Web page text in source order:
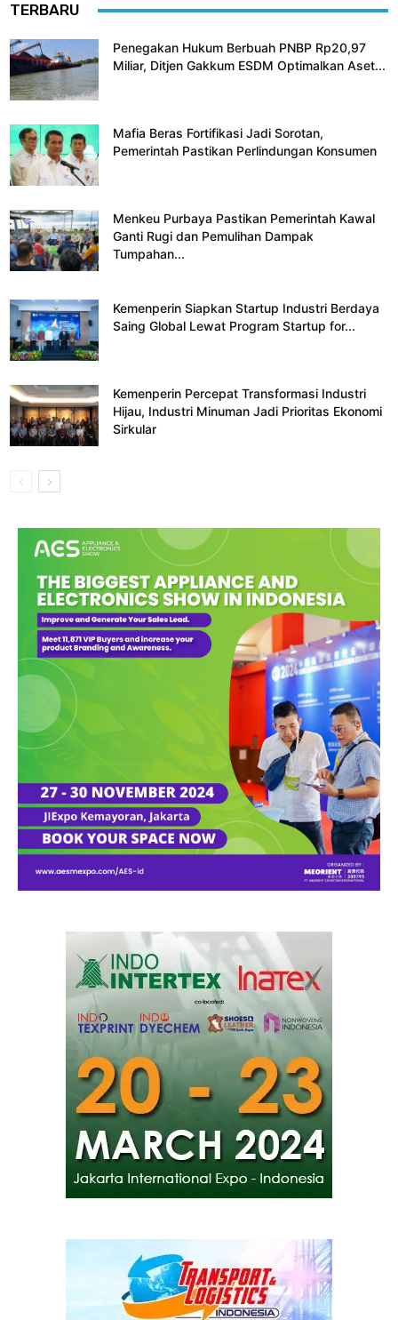
TERBARU
Penegakan Hukum Berbuah PNBP Rp20,97
Miliar, Ditjen Gakkum ESDM Optimalkan Aset...
Mafia Beras Fortifikasi Jadi Sorotan,
Pemerintah Pastikan Perlindungan Konsumen
Menkeu Purbaya Pastikan Pemerintah Kawal
Ganti Rugi dan Pemulihan Dampak
Tumpahan...
Kemenperin Siapkan Startup Industri Berdaya
Saing Global Lewat Program Startup for...
Kemenperin Percepat Transformasi Industri
Hijau, Industri Minuman Jadi Prioritas Ekonomi
Sirkular